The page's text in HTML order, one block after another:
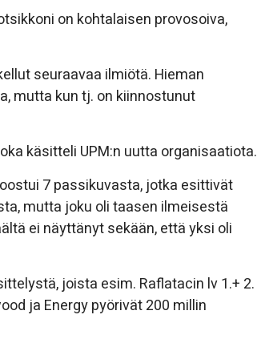
on kohtalaisen provosoiva,
seuraavaa ilmiötä. Hieman
mutta kun tj. on kiinnostunut
käsitteli UPM:n uutta organisaatiota.
7 passikuvasta, jotka esittivät
mutta joku oli taasen ilmeisestä
ei näyttänyt sekään, että yksi oli
joista esim. Raflatacin lv 1.+ 2.
ja Energy pyörivät 200 millin